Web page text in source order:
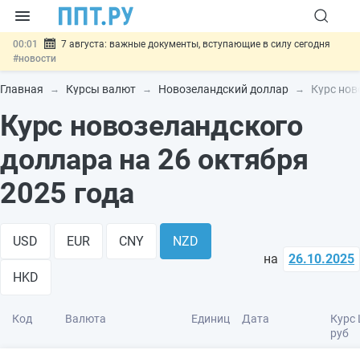
00:01
7 августа: важные документы, вступающие в силу сегодня
#новости
06.08 Минпромторг предложил запретить смешанные лоты
электроники в госзакупках
#новости
недружественных стран
06.08
Возврат денег за риелторские услуги при недействительных
06.08
Важно
Обеспечительный платёж СПОТ могут заменить
банковской гарантией
Главная Курсы валют Новозеландский доллар Курс
Курс новозеландского
доллара на 26 октября
2025 года
USD EUR CNY NZD
HKD
на 26.10.2025
Код Валюта Единиц Дата
Курс
руб